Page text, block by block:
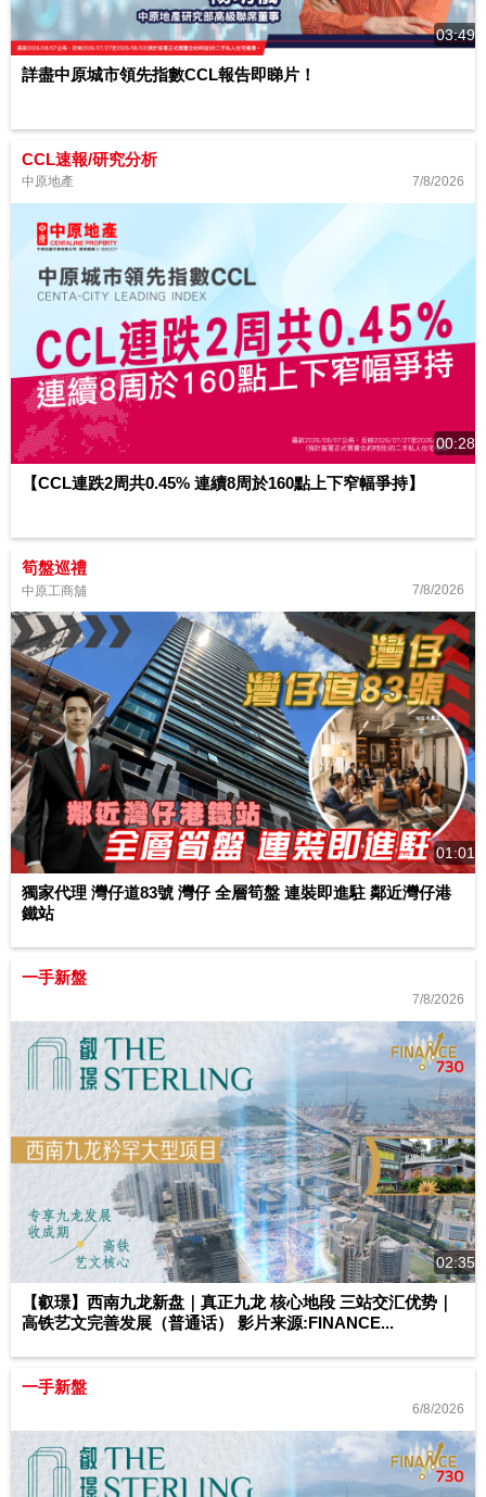
03:49
詳盡中原城市領先指數CCL報告即睇片！
CCL速報/研究分析
中原地產 7/8/2026
00:28
【CCL連跌2周共0.45% 連續8周於160點上下窄幅爭持】
筍盤巡禮
中原工商舖 7/8/2026
01:01
獨家代理 灣仔道83號 灣仔 全層筍盤 連裝即進駐 鄰近灣仔港
鐵站
一手新盤
7/8/2026
02:35
【叡璟】西南九龙新盘｜真正九龙 核心地段 三站交汇优势｜
高铁艺文完善发展（普通话） 影片来源:FINANCE...
一手新盤
6/8/2026